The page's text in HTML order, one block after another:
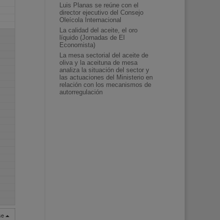
Luis Planas se reúne con el
director ejecutivo del Consejo
Oleícola Internacional
La calidad del aceite, el oro
líquido (Jornadas de El
Economista)
La mesa sectorial del aceite de
oliva y la aceituna de mesa
analiza la situación del sector y
las actuaciones del Ministerio en
relación con los mecanismos de
autorregulación